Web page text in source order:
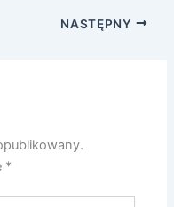
NASTĘPNY
*